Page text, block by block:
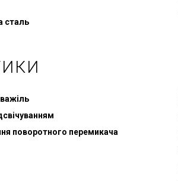
сталь
поворотного перемикача